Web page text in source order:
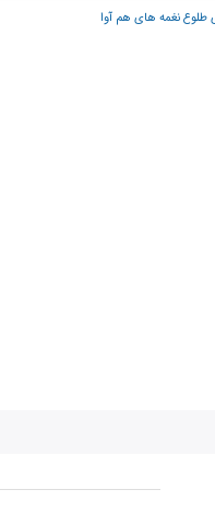
نغمه های هم آوا